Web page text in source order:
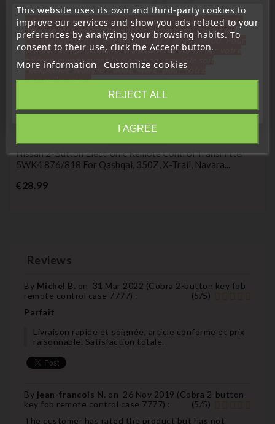
(1/5) on1rating(s)
Nissan 2-Button Electronic Remote Control Transmitter
5WK4 876/818 For Qashqai, 350Z, X-Trail, Navara...
€28.99Price
Reviews
By Michel B. on 31 Mar 2022 (Cobra 2-button key fob
remote control case 7777) : (5/5)
Parfait
Livraison rapide et soignée, article conforme et prix
raisonnable. Satisfaction totale.
By jean-francois N. on 26 Nov 2019 (Cobra 2-button
key fob remote control case 7777) : (5/5)
The customer has rated the product but has not
This website uses its own and third-party cookies to
improve our services and show you ads related to your
preferences by analyzing your browsing habits. To
consent to their use, click the Accept button.
More information Customize cookies
REJECT ALL
I AGREE
« Attention, notre société sera fermée pour congés du
10 aout au 1 septembre inclus. Pour cette raison les
commandes sont traitées jusqu'au 7 aout 14H00. Pour
le service réparation nous devons réceptionner votre
télécommande avant le 6 aout pour qu'elle soit
réexpédiée avant le 7 aout. Merci pour votre
compréhension»
Close
Information